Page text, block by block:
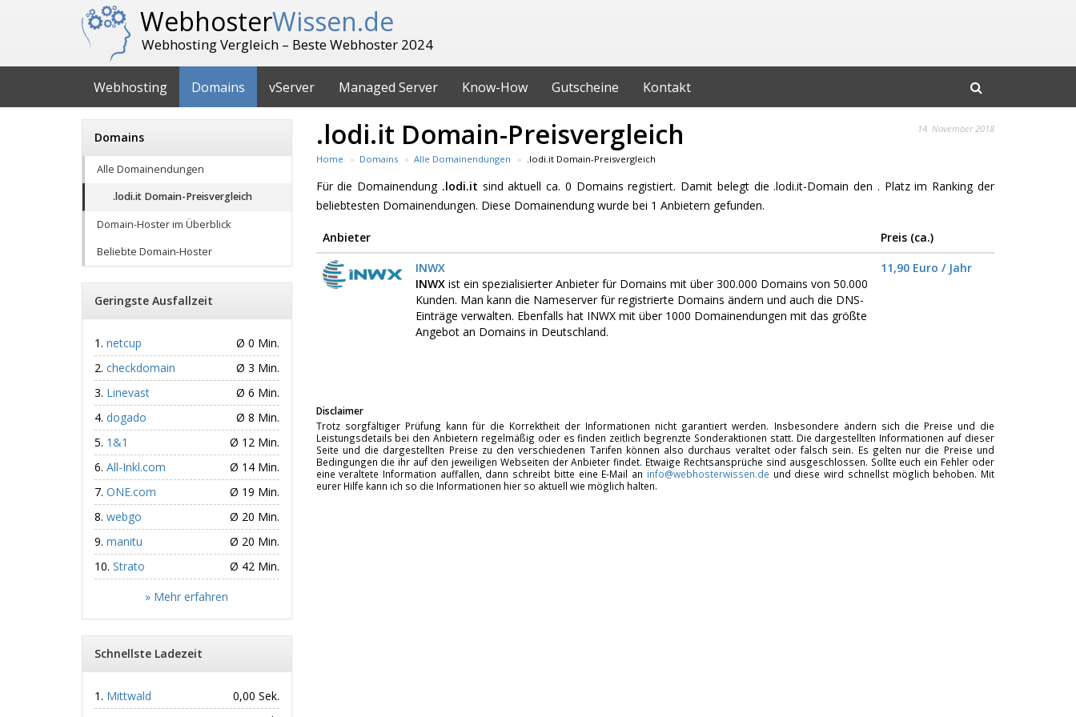
WebhosterWissen.de
Webhosting Vergleich – Beste Webhoster 2024
Webhosting Domains vServer Managed Server Know-How Gutscheine Kontakt
14. November 2018
.lodi.it Domain-Preisvergleich
Home Domains Alle Domainendungen .lodi.it Domain-Preisvergleich
Für die Domainendung .lodi.it sind aktuell ca. 0 Domains registiert. Damit belegt die .lodi.it-Domain den . Platz im Ranking der
beliebtesten Domainendungen. Diese Domainendung wurde bei 1 Anbietern gefunden.
Anbieter
Preis (ca.)
INWX
INWXist ein spezialisierter Anbieter für Domains mit über 300.000 Domains von 50.000
Kunden. Man kann die Nameserver für registrierte Domains ändern und auch die DNS-
Einträge verwalten. Ebenfalls hat INWX mit über 1000 Domainendungen mit das größte
Angebot an Domains in Deutschland.
11,90 Euro / Jahr
Disclaimer
Trotz sorgfältiger Prüfung kann für die Korrektheit der Informationen nicht garantiert werden. Insbesondere ändern sich die Preise und die
Leistungsdetails bei den Anbietern regelmäßig oder es finden zeitlich begrenzte Sonderaktionen statt. Die dargestellten Informationen auf dieser
Seite und die dargestellten Preise zu den verschiedenen Tarifen können also durchaus veraltet oder falsch sein. Es gelten nur die Preise und
Bedingungen die ihr auf den jeweiligen Webseiten der Anbieter findet. Etwaige Rechtsansprüche sind ausgeschlossen. Sollte euch ein Fehler oder
eine veraltete Information auffallen, dann schreibt bitte eine E-Mail an info@webhosterwissen.de und diese wird schnellst möglich behoben. Mit
eurer Hilfe kann ich so die Informationen hier so aktuell wie möglich halten.
Domains
Alle Domainendungen
.lodi.it Domain-Preisvergleich
Domain-Hoster im Überblick
Beliebte Domain-Hoster
Geringste Ausfallzeit
netcup
Ø 0 Min.
checkdomain
Ø 3 Min.
Linevast
Ø 6 Min.
dogado
Ø 8 Min.
1&1
Ø 12 Min.
All-Inkl.com
Ø 14 Min.
ONE.com
Ø 19 Min.
webgo
Ø 20 Min.
manitu
Ø 20 Min.
Strato
Ø 42 Min.
» Mehr erfahren
Schnellste Ladezeit
Mittwald
0,00 Sek.